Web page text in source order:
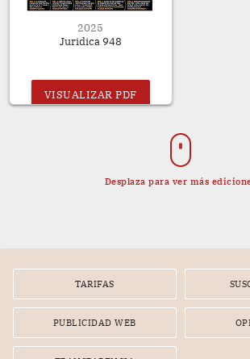
2025
Juridica 948
VISUALIZAR PDF
Desplaza para ver más
TARIFAS
PUBLICIDAD WEB